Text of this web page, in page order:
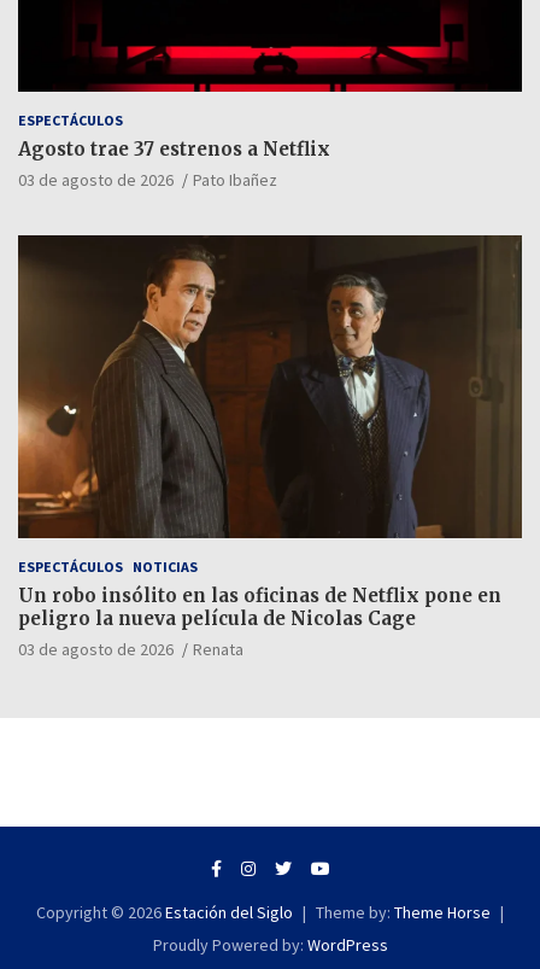
ESPECTÁCULOS
Agosto trae 37 estrenos a Netflix
03 de agosto de 2026 Pato Ibañez
ESPECTÁCULOS NOTICIAS
Un robo insólito en las oficinas de Netflix pone en
peligro la nueva película de Nicolas Cage
03 de agosto de 2026 Renata
Copyright © 2026Estación del Siglo Theme by: Theme Horse
Proudly Powered by: WordPress